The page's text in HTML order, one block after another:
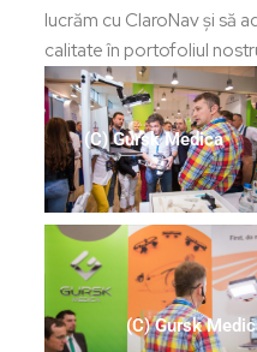
lucrăm cu ClaroNav și să
calitate în portofoliul
(C) Gursk Medica
(C) Gursk